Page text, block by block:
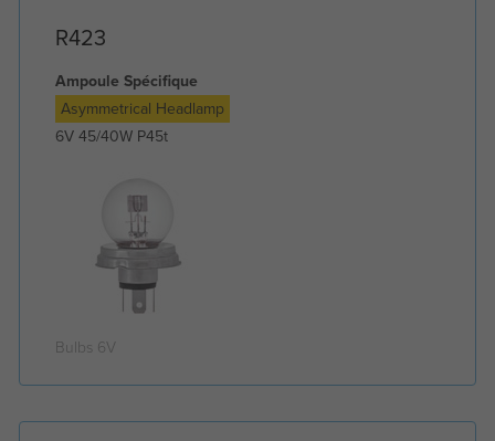
R423
Ampoule Spécifique
Asymmetrical Headlamp
6V 45/40W P45t
Bulbs 6V